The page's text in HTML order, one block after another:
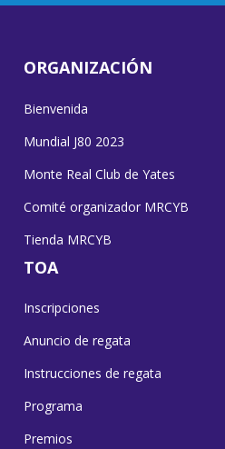
ORGANIZACIÓN
Bienvenida
Mundial J80 2023
Monte Real Club de Yates
Comité organizador MRCYB
Tienda MRCYB
TOA
Inscripciones
Anuncio de regata
Instrucciones de regata
Programa
Premios